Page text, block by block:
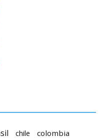
chile colombia